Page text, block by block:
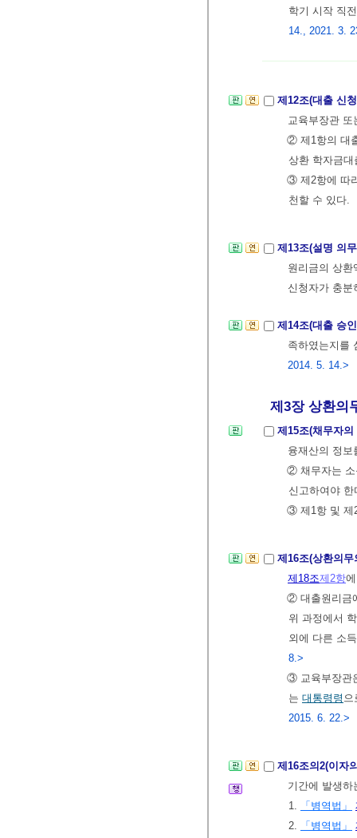
학기 시작 직
14., 2021. 3.
제12조(대출 신
교육부장관
② 제1항의 대
상환 학자금
③ 제2항에 따
천할 수 있다.
제13조(설명 의
원리금의 상
신청자가 충
제14조(대출 승
족하였는지를
2014. 5. 14.>
제3장 상환의
제15조(채무자
융재산의 정
② 채무자는 소
신고하여야 한
③ 제1항 및 제
제16조(상환의
제18조제2항
② 대출원리금
위 과정에서
외에 다른 소
8.>
③ 교육부장관
는 대통령령
2015. 6. 22.>
제16조의2(이자
기간에 발생
1.
「병역법」
2.
「병역법」